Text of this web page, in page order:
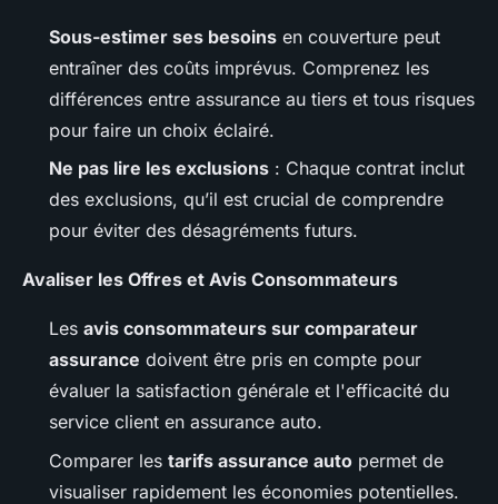
Sous-estimer ses besoins en couverture peut
entraîner des coûts imprévus. Comprenez les
différences entre assurance au tiers et tous risques
pour faire un choix éclairé.
Ne pas lire les exclusions : Chaque contrat inclut
des exclusions, qu’il est crucial de comprendre
pour éviter des désagréments futurs.
Avaliser les Offres et Avis Consommateurs
Les avis consommateurs sur comparateur
assurance doivent être pris en compte pour
évaluer la satisfaction générale et l'efficacité du
service client en assurance auto.
Comparer les tarifs assurance auto permet de
visualiser rapidement les économies potentielles.